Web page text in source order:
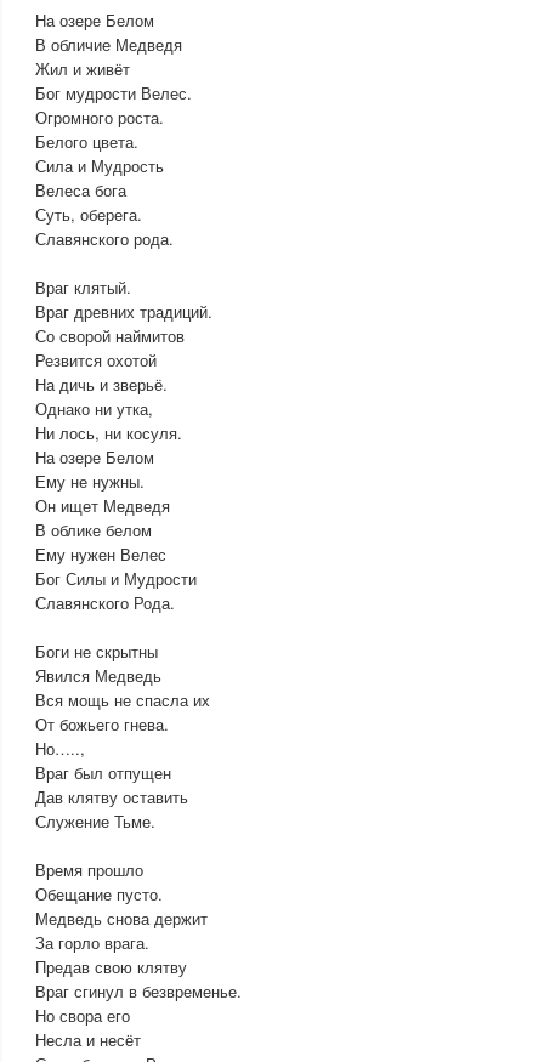
На озере Белом
В обличие Медведя
Жил и живёт
Бог мудрости Велес.
Огромного роста.
Белого цвета.
Сила и Мудрость
Велеса бога
Суть, оберега.
Славянского рода.
Враг клятый.
Враг древних традиций.
Со сворой наймитов
Резвится охотой
На дичь и зверьё.
Однако ни утка,
Ни лось, ни косуля.
На озере Белом
Ему не нужны.
Он ищет Медведя
В облике белом
Ему нужен Велес
Бог Силы и Мудрости
Славянского Рода.
Боги не скрытны
Явился Медведь
Вся мощь не спасла их
От божьего гнева.
Но…..,
Враг был отпущен
Дав клятву оставить
Служение Тьме.
Время прошло
Обещание пусто.
Медведь снова держит
За горло врага.
Предав свою клятву
Враг сгинул в безвременье.
Но свора его
Несла и несёт